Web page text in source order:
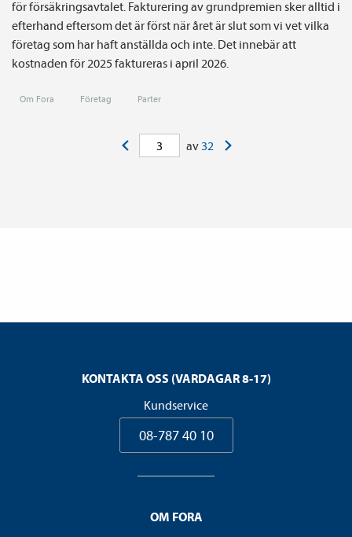
för försäkringsavtalet. Fakturering av grundpremien sker alltid i
efterhand eftersom det är först när året är slut som vi vet vilka
företag som har haft anställda och inte. Det innebär att
kostnaden för 2025 faktureras i april 2026.
Om Fora Företag Parter
av32
KONTAKTA OSS (VARDAGAR 8-17)
Kundservice
08-787 40 10
OM FORA